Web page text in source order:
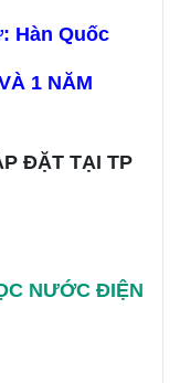
Hàn Quốc
1 NĂM
ĐẶT TẠI TP
NƯỚC ĐIỆN